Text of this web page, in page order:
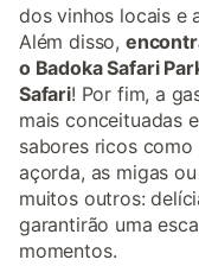
dos vinhos locais e
Além disso,
o Badoka Safari
Safari! Por fim, a
mais conceituadas
sabores ricos
açorda, as migas
muitos outros:
garantirão uma
momentos.